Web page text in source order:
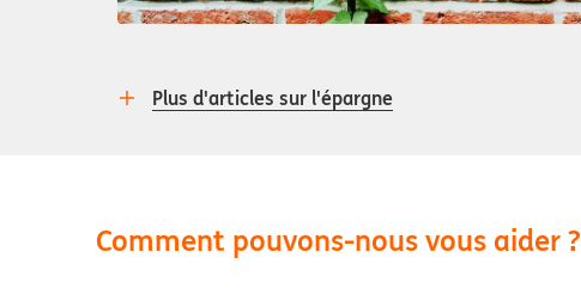
Plus d'articles sur l'épargne
Comment pouvons-nous vous aider ?